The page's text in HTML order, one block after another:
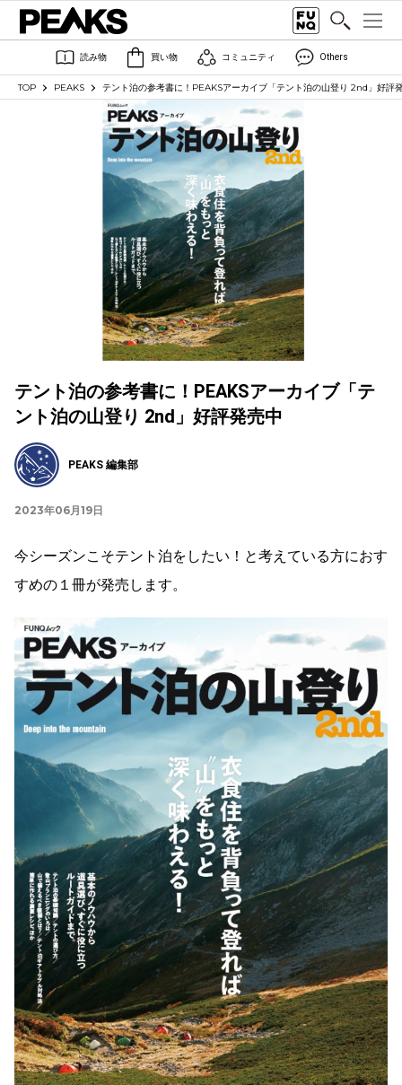
読み物 買い物 コミュニティ Others
TOP PEAKS テント泊の参考書に！PEAKSアーカイブ「テント泊の山登り 2nd」好評
テント泊の参考書に！PEAKSアーカイブ「テ
ント泊の山登り 2nd」好評発売中
PEAKS 編集部
2023年06月19日
今シーズンこそテント泊をしたい！と考えている方におす
すめの１冊が発売します。